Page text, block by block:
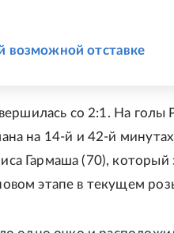
возможной отставке
со 2:1. На голы
на 14-й и 42-й минутах
Гармаша (70), который
этапе в текущем